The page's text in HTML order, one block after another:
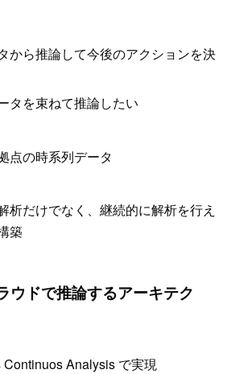
から推論して今後のアクションを決
タを束ねて推論したい
点の時系列データ
析だけでなく、継続的に解析を行え
築
ウドで推論するアーキテク
Continuos Analysis で実現